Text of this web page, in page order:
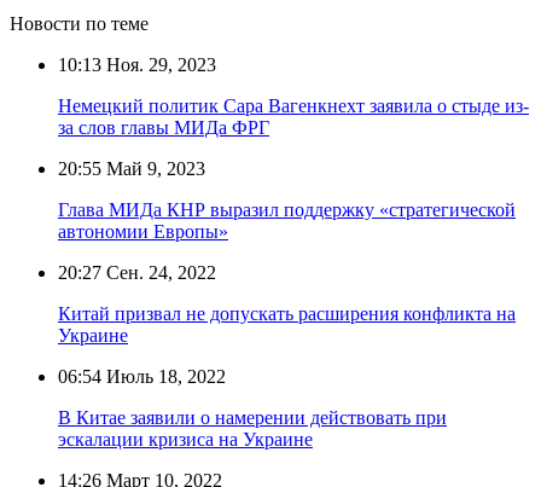
Новости по теме
10:13 Ноя. 29, 2023
Немецкий политик Сара Вагенкнехт заявила о стыде из-
за слов главы МИДа ФРГ
20:55 Май 9, 2023
Глава МИДа КНР выразил поддержку «стратегической
автономии Европы»
20:27 Сен. 24, 2022
Китай призвал не допускать расширения конфликта на
Украине
06:54 Июль 18, 2022
В Китае заявили о намерении действовать при
эскалации кризиса на Украине
14:26 Март 10, 2022